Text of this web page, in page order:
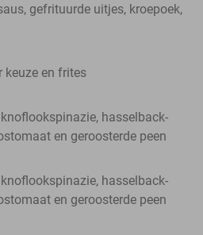
gefrituurde uitjes, kroepoek,
keuze en frites
hasselback-
en geroosterde peen
hasselback-
en geroosterde peen